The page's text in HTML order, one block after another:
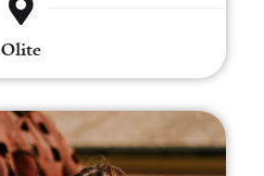
Olite
Vendimia en Otazu: siente el